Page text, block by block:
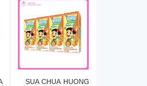
BONG GON 180
CANXI 200ML
SUA CHUA HUONG CAM CO